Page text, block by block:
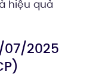
hiệu quả
07/2025